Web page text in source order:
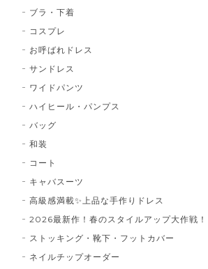
ブラ・下着
コスプレ
お呼ばれドレス
サンドレス
ワイドパンツ
ハイヒール・パンプス
バッグ
和装
コート
キャバスーツ
高級感満載✨上品な手作りドレス
2026最新作！春のスタイルアップ大作戦！
ストッキング・靴下・フットカバー
ネイルチップオーダー